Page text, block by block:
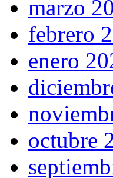
marzo
febrero
enero
octubre